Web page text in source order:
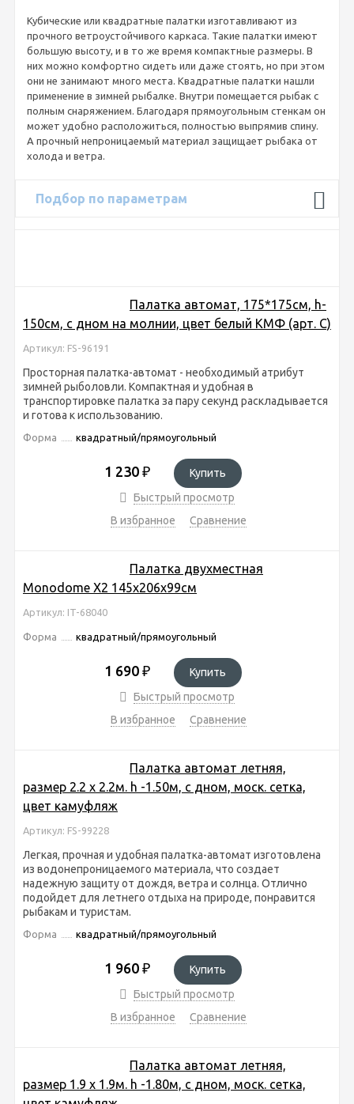
Кубические или квадратные палатки изготавливают из
прочного ветроустойчивого каркаса. Такие палатки имеют
большую высоту, и в то же время компактные размеры. В
них можно комфортно сидеть или даже стоять, но при этом
они не занимают много места. Квадратные палатки нашли
применение в зимней рыбалке. Внутри помещается рыбак с
полным снаряжением. Благодаря прямоугольным стенкам он
может удобно расположиться, полностью выпрямив спину.
А прочный непроницаемый материал защищает рыбака от
холода и ветра.
Подбор по параметрам
Палатка автомат, 175*175см, h-
150см, с дном на молнии, цвет белый КМФ (арт. C)
Артикул: FS-96191
Просторная палатка-автомат - необходимый атрибут
зимней рыболовли. Компактная и удобная в
транспортировке палатка за пару секунд раскладывается
и готова к использованию.
Форма квадратный/прямоугольный
1 230 ₽
Купить
Быстрый просмотр
В избранное
Сравнение
Палатка двухместная
Monodome Х2 145х206х99см
Артикул: IT-68040
Форма квадратный/прямоугольный
1 690 ₽
Купить
Быстрый просмотр
В избранное
Сравнение
Палатка автомат летняя,
размер 2.2 х 2.2м. h -1.50м, с дном, моск. сетка,
цвет камуфляж
Артикул: FS-99228
Легкая, прочная и удобная палатка-автомат изготовлена
из водонепроницаемого материала, что создает
надежную защиту от дождя, ветра и солнца. Отлично
подойдет для летнего отдыха на природе, понравится
рыбакам и туристам.
Форма квадратный/прямоугольный
1 960 ₽
Купить
Быстрый просмотр
В избранное
Сравнение
Палатка автомат летняя,
размер 1.9 х 1.9м. h -1.80м, с дном, моск. сетка,